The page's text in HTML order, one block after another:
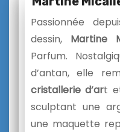
Passionnée
dessin, Martine
Parfum.
d’antan, elle
cristallerie d’art
sculptant une
une maquette